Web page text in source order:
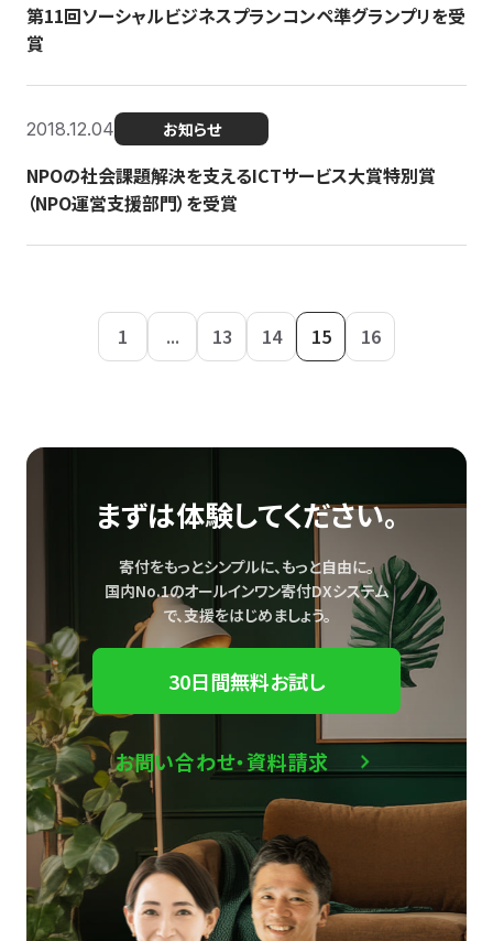
第11回ソーシャルビジネスプランコンペ準グランプリを受
賞
2018.12.04 お知らせ
NPOの社会課題解決を支えるICTサービス大賞特別賞
（NPO運営支援部門）を受賞
1 ... 13 14 15 16
まずは体験してください。
寄付をもっとシンプルに、もっと自由に。
国内No.1のオールインワン寄付DXシステム
で、支援をはじめましょう。
30日間無料お試し
お問い合わせ・資料請求